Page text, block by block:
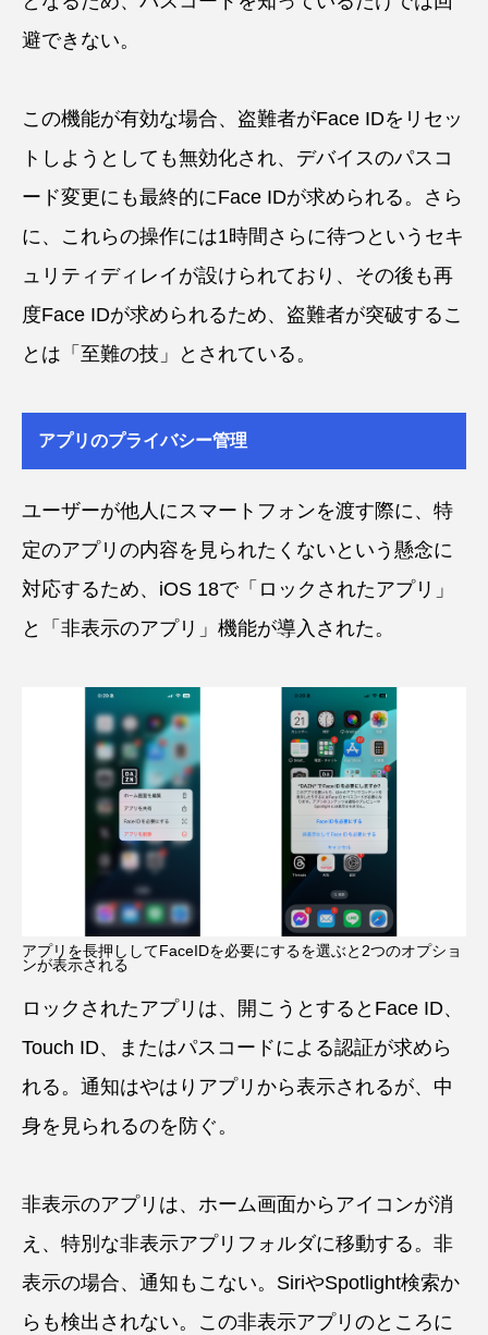
避できない。
この機能が有効な場合、盗難者がFace IDをリセッ
トしようとしても無効化され、デバイスのパスコ
ード変更にも最終的にFace IDが求められる。さら
に、これらの操作には1時間さらに待つというセキ
ュリティディレイが設けられており、その後も再
度Face IDが求められるため、盗難者が突破するこ
とは「至難の技」とされている。
アプリのプライバシー管理
ユーザーが他人にスマートフォンを渡す際に、特
定のアプリの内容を見られたくないという懸念に
対応するため、iOS 18で「ロックされたアプリ」
と「非表示のアプリ」機能が導入された。
アプリを長押ししてFaceIDを必要にするを選ぶと2つのオプショ
ンが表示される
ロックされたアプリは、開こうとするとFace ID、
Touch ID、またはパスコードによる認証が求めら
れる。通知はやはりアプリから表示されるが、中
身を見られるのを防ぐ。
非表示のアプリは、ホーム画面からアイコンが消
え、特別な非表示アプリフォルダに移動する。非
表示の場合、通知もこない。SiriやSpotlight検索か
らも検出されない。この非表示アプリのところに